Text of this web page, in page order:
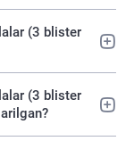
(3 blister
(3 blister